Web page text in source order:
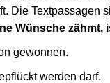
Die Textpassagen
Wünsche zähmt,
gewonnen.
werden darf.